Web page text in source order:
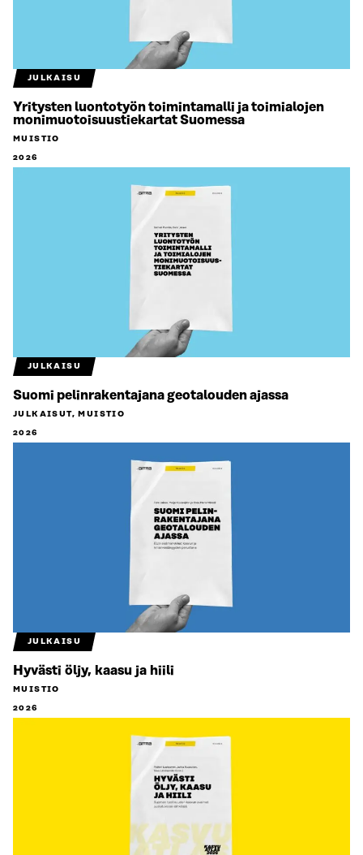
JULKAISU
Yritysten luontotyön toimintamalli ja toimialojen
monimuotoisuustiekartat Suomessa
MUISTIO
2026
JULKAISU
Suomi pelinrakentajana geotalouden ajassa
JULKAISUT, MUISTIO
2026
JULKAISU
Hyvästi öljy, kaasu ja hiili
MUISTIO
2026